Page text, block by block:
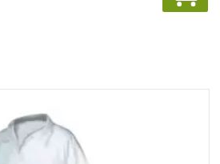
épaisseur des doigts : 0,17 mm.